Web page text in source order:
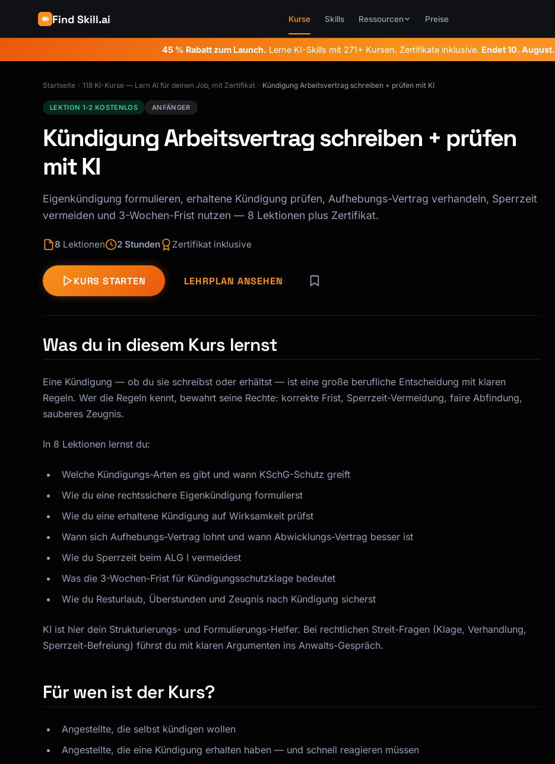
Find Skill.ai Kurse Skills Ressourcen Preise
45 % Rabatt zum Launch. Lerne KI-Skills mit 271+ Kursen. Zertifikate inklusive. Endet10. August.
Startseite 118 KI-Kurse — Lern AI für deinen Job, mit Zertifikat Kündigung Arbeitsvertrag schreiben + prüfen mit KI
LEKTION 1-2 KOSTENLOS ANFÄNGER
Kündigung Arbeitsvertrag schreiben + prüfen
mit KI
Eigenkündigung formulieren, erhaltene Kündigung prüfen, Aufhebungs-Vertrag verhandeln, Sperrzeit
vermeiden und 3-Wochen-Frist nutzen — 8 Lektionen plus Zertifikat.
8 Lektionen 2 Stunden Zertifikat inklusive
KURS STARTEN LEHRPLAN ANSEHEN
Was du in diesem Kurs lernst
Eine Kündigung — ob du sie schreibst oder erhältst — ist eine große berufliche Entscheidung mit klaren
Regeln. Wer die Regeln kennt, bewahrt seine Rechte: korrekte Frist, Sperrzeit-Vermeidung, faire Abfindung,
sauberes Zeugnis.
In 8 Lektionen lernst du:
Welche Kündigungs-Arten es gibt und wann KSchG-Schutz greift
Wie du eine rechtssichere Eigenkündigung formulierst
Wie du eine erhaltene Kündigung auf Wirksamkeit prüfst
Wann sich Aufhebungs-Vertrag lohnt und wann Abwicklungs-Vertrag besser ist
Wie du Sperrzeit beim ALG I vermeidest
Was die 3-Wochen-Frist für Kündigungsschutzklage bedeutet
Wie du Resturlaub, Überstunden und Zeugnis nach Kündigung sicherst
KI ist hier dein Strukturierungs- und Formulierungs-Helfer. Bei rechtlichen Streit-Fragen (Klage, Verhandlung,
Sperrzeit-Befreiung) führst du mit klaren Argumenten ins Anwalts-Gespräch.
Für wen ist der Kurs?
Angestellte, die selbst kündigen wollen
Angestellte, die eine Kündigung erhalten haben — und schnell reagieren müssen